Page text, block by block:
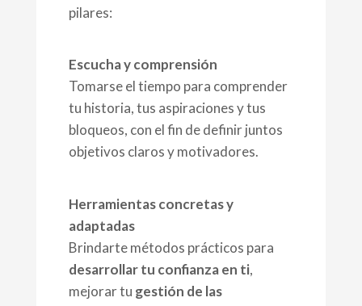
pilares:
Escucha y comprensión
Tomarse el tiempo para comprender
tu historia, tus aspiraciones y tus
bloqueos, con el fin de definir juntos
objetivos claros y motivadores.
Herramientas concretas y
adaptadas
Brindarte métodos prácticos para
desarrollar tu confianza en ti,
mejorar tu gestión de las